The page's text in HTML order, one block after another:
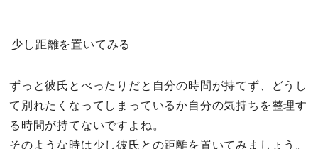
少し距離を置いてみる
ずっと彼氏とべったりだと自分の時間が持てず、どうし
て別れたくなってしまっているか自分の気持ちを整理す
る時間が持てないですよね。
そのような時は少し彼氏との距離を置いてみましょう。